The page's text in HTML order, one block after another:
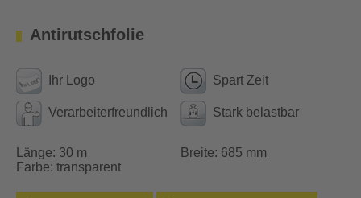
Antirutschfolie
Ihr Logo Spart Zeit
Verarbeiterfreundlich Stark belastbar
Länge: 30 m
Breite: 685 mm
Farbe: transparent